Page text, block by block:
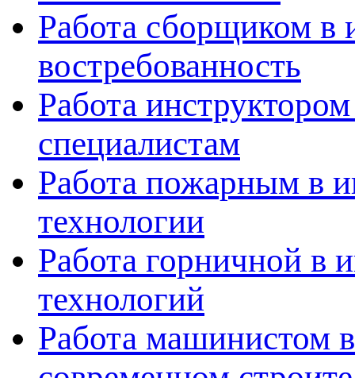
Работа сборщиком в
востребованность
Работа
специалистам
Работа пожарным в
технологии
Работа горничной в
технологий
Работа машинистом